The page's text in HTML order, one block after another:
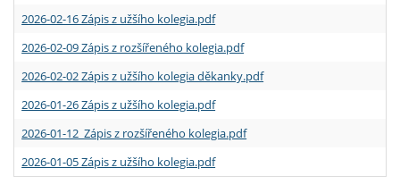
2026-02-16 Zápis z užšího kolegia.pdf
2026-02-09 Zápis z rozšířeného kolegia.pdf
2026-02-02 Zápis z užšího kolegia děkanky.pdf
2026-01-26 Zápis z užšího kolegia.pdf
2026-01-12 Zápis z rozšířeného kolegia.pdf
2026-01-05 Zápis z užšího kolegia.pdf